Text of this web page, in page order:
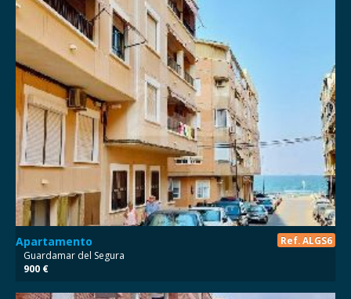
Apartamento Ref. ALGS6
Guardamar del Segura
900 €